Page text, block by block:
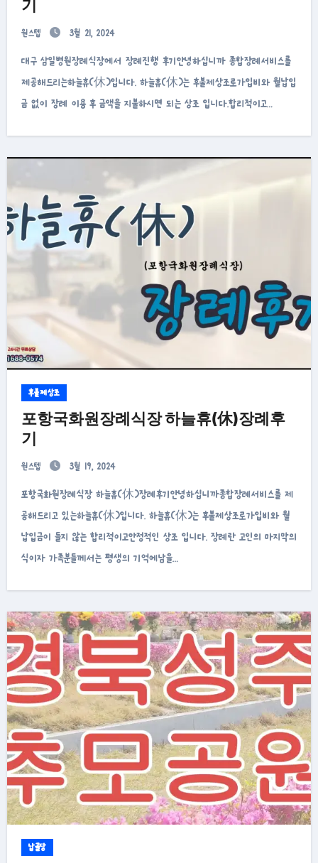
기
원스텝 3월 21, 2024
대구 삼일병원장례식장에서 장례진행 후기안녕하십니까 종합장례서비스를
제공해드리는하늘휴(休)입니다. 하늘휴(休)는 후불제상조로가입비와 월납입
금 없이 장례 이용 후 금액을 지불하시면 되는 상조 입니다.합리적이고…
후불제상조
포항국화원장례식장 하늘휴(休)장례후
기
원스텝 3월 19, 2024
포항국화원장례식장 하늘휴(休)장례후기안녕하십니까종합장례서비스를 제
공해드리고 있는하늘휴(休)입니다. 하늘휴(休)는 후불제상조로가입비와 월
납입금이 들지 않는 합리적이고안정적인 상조 입니다. 장례란 고인의 마지막의
식이자 가족분들께서는 평생의 기억에남을…
납골당